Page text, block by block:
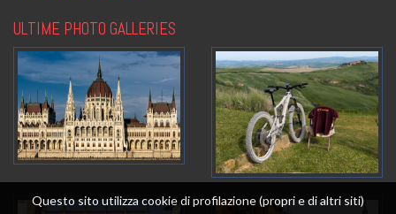
ULTIME PHOTO GALLERIES
Questo sito utilizza cookie di profilazione (propri e di altri siti)